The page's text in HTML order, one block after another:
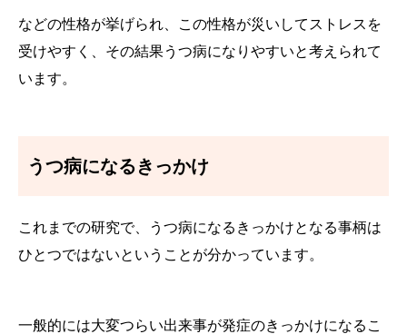
などの性格が挙げられ、この性格が災いしてストレスを
受けやすく、その結果うつ病になりやすいと考えられて
います。
うつ病になるきっかけ
これまでの研究で、うつ病になるきっかけとなる事柄は
ひとつではないということが分かっています。
一般的には大変つらい出来事が発症のきっかけになるこ